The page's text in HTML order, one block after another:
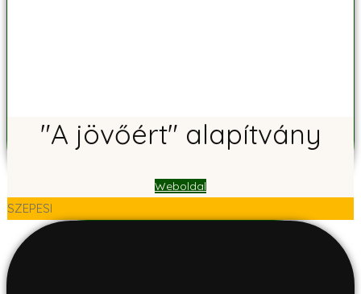
"A jövőért" alapítvány
Weboldal
SZEPESI